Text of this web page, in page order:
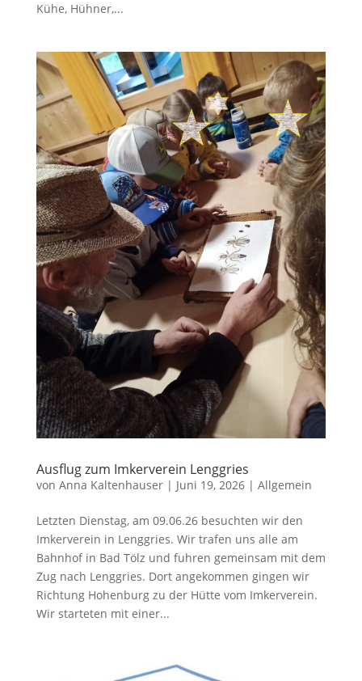
Kühe, Hühner,...
Ausflug zum Imkerverein Lenggries
von Anna Kaltenhauser| Juni 19, 2026| Allgemein
Letzten Dienstag, am 09.06.26 besuchten wir den
Imkerverein in Lenggries. Wir trafen uns alle am
Bahnhof in Bad Tölz und fuhren gemeinsam mit dem
Zug nach Lenggries. Dort angekommen gingen wir
Richtung Hohenburg zu der Hütte vom Imkerverein.
Wir starteten mit einer...